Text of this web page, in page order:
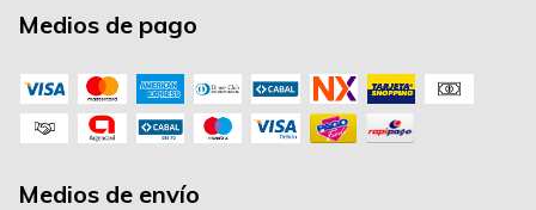
Medios de pago
Medios de envío